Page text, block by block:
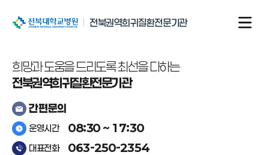
전북대학교병원
전북권역희귀질환전문기관
희망과 도움을 드리도록최선을 다하는
전북권역희귀질환전문기관
간편문의
운영시간 08:30 ~ 17:30
대표전화 063-250-2354